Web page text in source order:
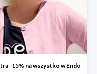
-15% na wszystko w Endo